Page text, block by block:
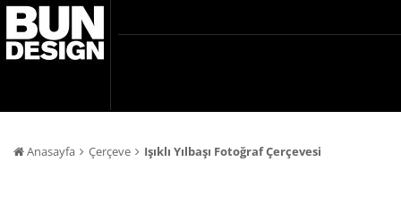
Anasayfa Çerçeve Işıklı Yılbaşı Fotoğraf Çerçevesi